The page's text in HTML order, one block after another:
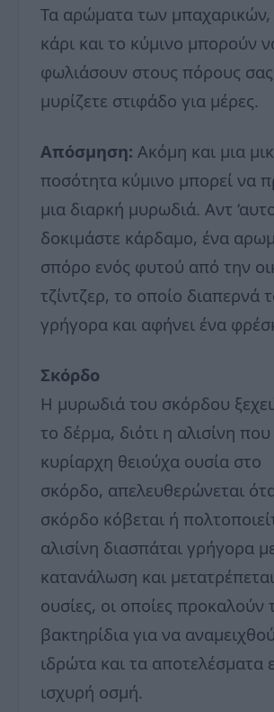
Τα αρώματα των
κάρι και το κύμινο μπορούν
φωλιάσουν στους πόρους
μυρίζετε στιφάδο για μέρες.
Απόσμηση: Ακόμη και μια
ποσότητα κύμινο μπορεί να
μια διαρκή μυρωδιά. Αντ
δοκιμάστε κάρδαμο, ένα
σπόρο ενός φυτού από την
τζίντζερ, το οποίο διαπερνά
γρήγορα και αφήνει ένα
Σκόρδο
Η μυρωδιά του σκόρδου
το δέρμα, διότι η αλισίνη που
κυρίαρχη θειούχα ουσία στο
σκόρδο, απελευθερώνεται
σκόρδο κόβεται ή
αλισίνη διασπάται γρήγορα
κατανάλωση και
ουσίες, οι οποίες προκαλούν
βακτηρίδια για να
ιδρώτα και τα αποτελέσματα
ισχυρή οσμή.